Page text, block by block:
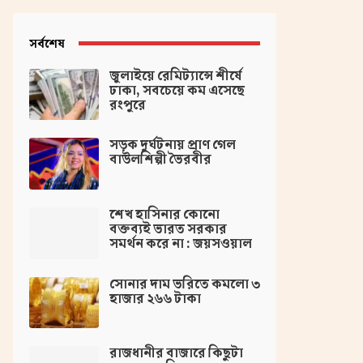
সর্বশেষ
জুলাইয়ে রেমিট্যান্সে শীর্ষে
ঢাকা, সবচেয়ে কম এসেছে
রংপুরে
সড়ক দুর্ঘটনায় প্রাণ গেল
বাউলশিল্পী ভৈরবীর
‌শেখ হাসিনার কোনো
বক্তব্যই ভারত সরকার
সমর্থন করে না : জয়সওয়াল
সোনার দাম ভরিতে কমলো ৩
হাজার ২৬৬ টাকা
রাজধানীর বাজারে কিছুটা